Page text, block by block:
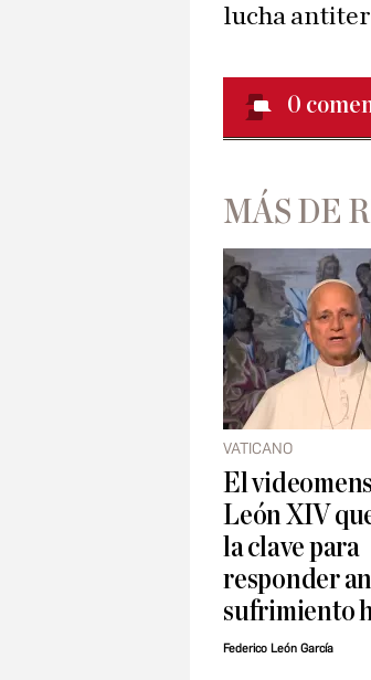
lucha
0
MÁS DE
VATICANO
El
León XIV
la clave para
responder
sufrimiento
Federico León García